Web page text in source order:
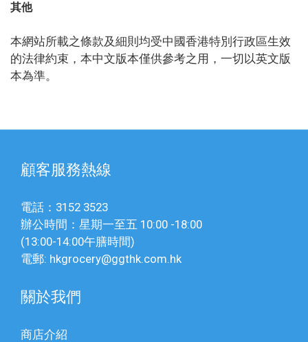
其他
本網站所載之條款及細則均受中國香港特別行政區生效
的法律約束，本中文版本僅供參考之用，一切以英文版
本為準。
顧客服務熱線
電話：3152 3523
辦公時間：星期一至五 10:00 -18:00
(13:00-14:00午膳時間)
電郵: hkgrocery@ggthk.com.hk
關於我們
商店介紹